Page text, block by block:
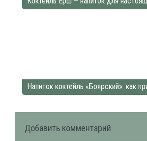
Напиток коктейль «Боярский»: как
Добавить комментарий